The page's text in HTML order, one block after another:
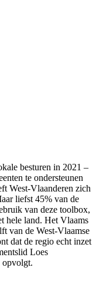
besturen in 2021 –
te ondersteunen
West-Vlaanderen zich
liefst 45% van de
van deze toolbox,
hele land. Het Vlaams
van de West-Vlaamse
dat de regio echt inzet
Loes
opvolgt.